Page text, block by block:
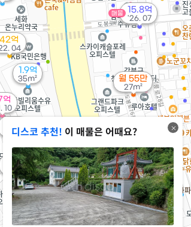
83억
'26. 08
15.8억
'26. 07
매물
월 95만
0m²
1.9억
35m² 월 55만
27m²
4억
42억
04
억
10
'21. 10
'19. 08
디스코 추천! 이 매물은 어때요?